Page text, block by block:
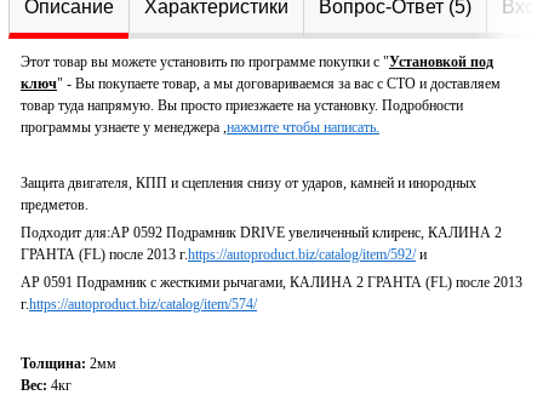
Описание Характеристики Вопрос-Ответ (5)
Этот товар вы можете установить по программе покупки с "Установкой под
ключ" - Вы покупаете товар, а мы договариваемся за вас с СТО и доставляем
товар туда напрямую. Вы просто приезжаете на установку. Подробности
программы узнаете у менеджера ,нажмите чтобы написать.
Защита двигателя, КПП и сцепления снизу от ударов, камней и инородных
предметов.
Подходит для:AP 0592 Подрамник DRIVE увеличенный клиренс, КАЛИНА 2
ГРАНТА (FL) после 2013 г.https://autoproduct.biz/catalog/item/592/и
AP 0591 Подрамник с жесткими рычагами, КАЛИНА 2 ГРАНТА (FL) после 2013
г.https://autoproduct.biz/catalog/item/574/
Толщина: 2мм
Вес: 4кг